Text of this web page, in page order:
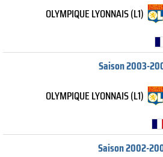
OLYMPIQUE LYONNAIS (L1)
Saison 2003-
OLYMPIQUE LYONNAIS (L1)
Saison 2002-